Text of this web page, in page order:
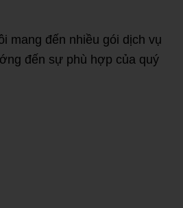
mang đến nhiều gói dịch vụ
đến sự phù hợp của quý